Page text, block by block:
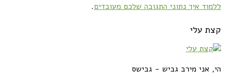
ללמוד איך נתוני התגובה שלכם מעובדים.
קצת עלי
הי, אני מירב גביש - גבישס